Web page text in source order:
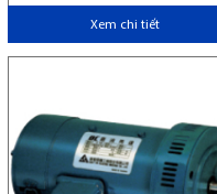
Xem chi tiết